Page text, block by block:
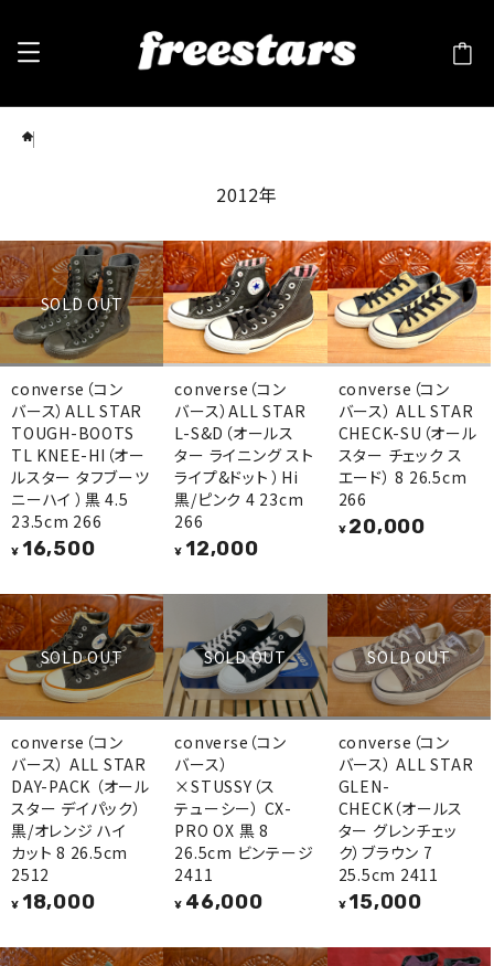
2012年
SOLD OUT
converse（コン
バース）ALL STAR
TOUGH-BOOTS
TL KNEE-HI（オー
ルスター タフブーツ
ニーハイ ）黒 4.5
23.5cm 266
¥ 16,500
converse（コン
バース）ALL STAR
L-S&D（オールス
ター ライニング スト
ライプ&ドット ）Hi
黒/ピンク 4 23cm
266
¥ 12,000
converse（コン
バース） ALL STAR
CHECK-SU（オール
スター チェック ス
エード） 8 26.5cm
266
¥ 20,000
SOLD OUT
converse（コン
バース） ALL STAR
DAY-PACK （オール
スター デイパック）
黒/オレンジ ハイ
カット 8 26.5cm
2512
¥ 18,000
SOLD OUT
converse（コン
バース）
×STUSSY（ス
テューシー） CX-
PRO OX 黒 8
26.5cm ビンテージ
2411
¥ 46,000
SOLD OUT
converse（コン
バース） ALL STAR
GLEN-
CHECK（オールス
ター グレンチェッ
ク）ブラウン 7
25.5cm 2411
¥ 15,000